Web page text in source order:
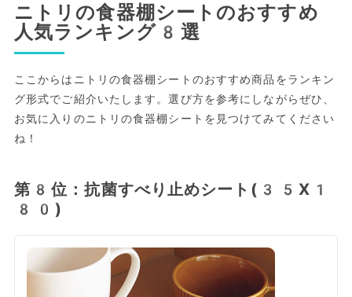
ニトリの食器棚シートのおすすめ
人気ランキング8選
ここからはニトリの食器棚シートのおすすめ商品をランキン
グ形式でご紹介いたします。選び方を参考にしながらぜひ、
お気に入りのニトリの食器棚シートを見つけてみてください
ね！
第8位：抗菌すべり止めシート(35X1
80)